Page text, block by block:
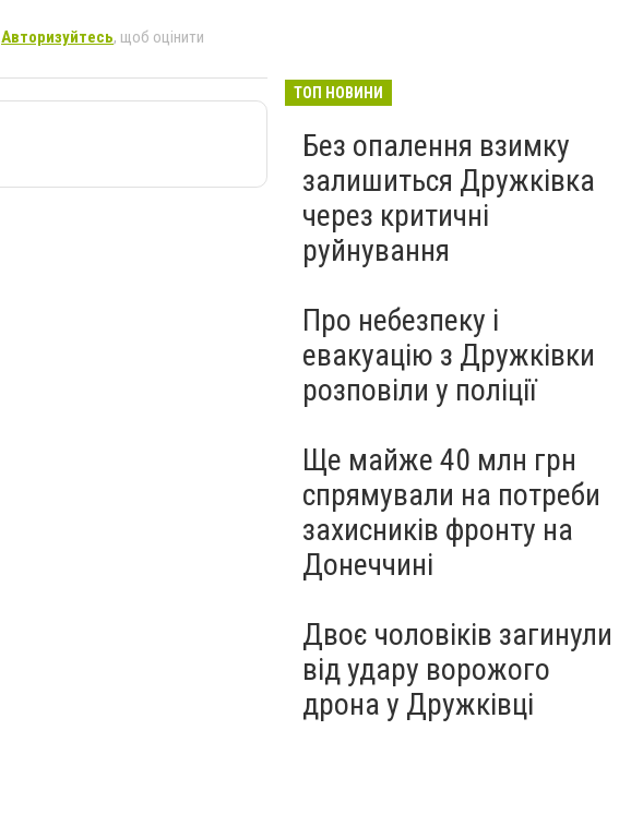
Авторизуйтесь, щоб оцінити
ТОП НОВИНИ
Без опалення взимку
залишиться Дружківка
через критичні
руйнування
Про небезпеку і
евакуацію з Дружківки
розповіли у поліції
Ще майже 40 млн грн
спрямували на потреби
захисників фронту на
Донеччині
Двоє чоловіків загинули
від удару ворожого
дрона у Дружківці